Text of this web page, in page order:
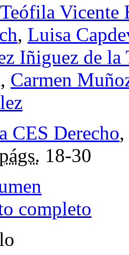
Vicente
, Luisa
Iñiguez de la
Carmen
CES Derecho,
18-30
completo